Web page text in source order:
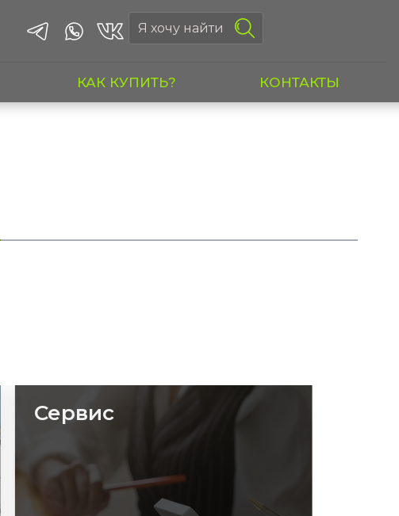
КАК КУПИТЬ? КОНТАКТЫ
Сервис